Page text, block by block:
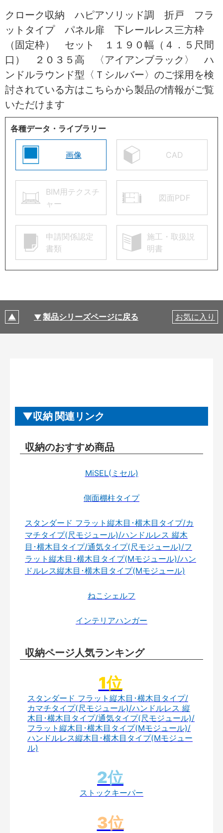
クローク収納 ハピアソリッド調 折戸 フラ
ットタイプ パネル扉 下レールレス三方枠
（固定枠） セット １１９０幅（４．５尺間
口） ２０３５高 〈アイアンブラック〉 ハ
ンドルラウンド型〈Ｔシルバー〉のご採用を検
討されている方はこちらから製品の情報がご覧
いただけます
各種データ・ライブラリー
画像 CAD
BIM用テクスチ
ャー
図面PDF
申請関係認定
書類
施工・取扱説
明書
製品シリーズページに戻る お気に入り
収納 関連リンク
収納のおすすめ商品
MiSEL(ミセル)
側面棚柱タイプ
スタンダード フラット縦木目･横木目タイプ/カ
マチタイプ(尺モジュール)/ハンドルレス 縦木
目･横木目タイプ/通気タイプ(尺モジュール)/フ
ラット縦木目･横木目タイプ(Mモジュール)/ハン
ドルレス縦木目･横木目タイプ(Mモジュール)
ねこシェルフ
インテリアハンガー
収納ページ人気ランキング
スタンダード フラット縦木目･横木目タイプ/
カマチタイプ(尺モジュール)/ハンドルレス 縦
木目･横木目タイプ/通気タイプ(尺モジュール)/
フラット縦木目･横木目タイプ(Mモジュール)/
ハンドルレス縦木目･横木目タイプ(Mモジュー
ル)
ストックキーパー